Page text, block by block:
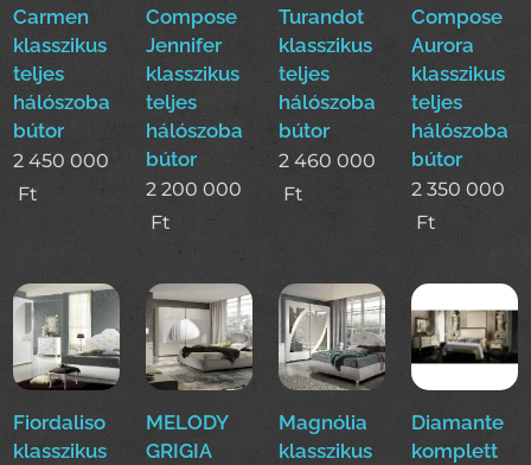
Carmen
klasszikus
teljes
hálószoba
bútor
2 450 000
Ft
Compose
Jennifer
klasszikus
teljes
hálószoba
bútor
2 200 000
Ft
Turandot
klasszikus
teljes
hálószoba
bútor
2 460 000
Ft
Compose
Aurora
klasszikus
teljes
hálószoba
bútor
2 350 000
Ft
Fiordaliso
klasszikus
MELODY
GRIGIA
Magnólia
klasszikus
Diamante
komplett